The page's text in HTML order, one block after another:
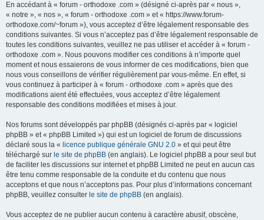
En accédant à « forum - orthodoxe .com » (désigné ci-après par « nous »,
« notre », « nos », « forum - orthodoxe .com » et « https://www.forum-
orthodoxe.com/~forum »), vous acceptez d’être légalement responsable des
conditions suivantes. Si vous n’acceptez pas d’être légalement responsable de
toutes les conditions suivantes, veuillez ne pas utiliser et accéder à « forum -
orthodoxe .com ». Nous pouvons modifier ces conditions à n’importe quel
moment et nous essaierons de vous informer de ces modifications, bien que
nous vous conseillons de vérifier régulièrement par vous-même. En effet, si
vous continuez à participer à « forum - orthodoxe .com » après que des
modifications aient été effectuées, vous acceptez d’être légalement
responsable des conditions modifiées et mises à jour.
Nos forums sont développés par phpBB (désignés ci-après par « logiciel
phpBB » et « phpBB Limited ») qui est un logiciel de forum de discussions
déclaré sous la « licence publique générale GNU 2.0 » et qui peut être
téléchargé sur le site de phpBB (en anglais). Le logiciel phpBB a pour seul but
de faciliter les discussions sur internet et phpBB Limited ne peut en aucun cas
être tenu comme responsable de la conduite et du contenu que nous
acceptons et que nous n’acceptons pas. Pour plus d’informations concernant
phpBB, veuillez consulter le site de phpBB (en anglais).
Vous acceptez de ne publier aucun contenu à caractère abusif, obscène,